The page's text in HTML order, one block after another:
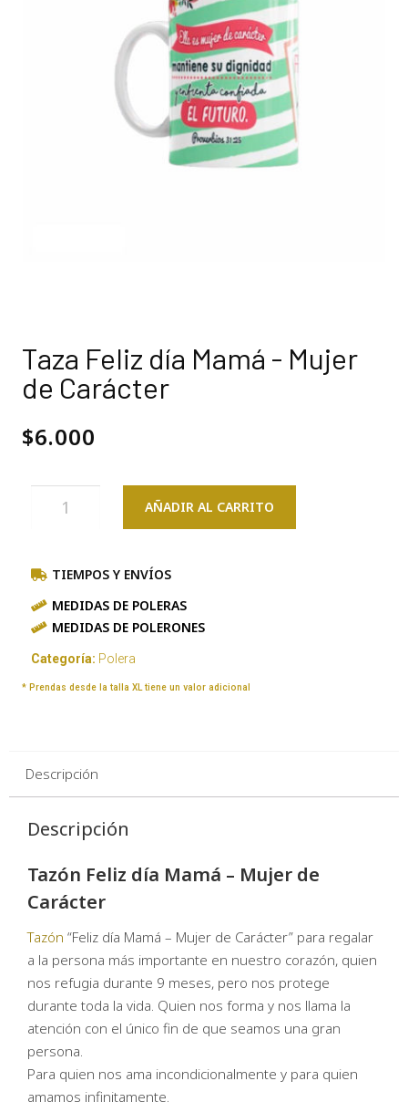
Taza Feliz día Mamá - Mujer
de Carácter
$6.000
AÑADIR AL CARRITO
TIEMPOS Y ENVÍOS
MEDIDAS DE POLERAS
MEDIDAS DE POLERONES
Categoría: Polera
* Prendas desde la talla XL tiene un valor adicional
Descripción
Descripción
Tazón Feliz día Mamá – Mujer de
Carácter
Tazón “Feliz día Mamá – Mujer de Carácter” para regalar
a la persona más importante en nuestro corazón, quien
nos refugia durante 9 meses, pero nos protege
durante toda la vida. Quien nos forma y nos llama la
atención con el único fin de que seamos una gran
persona.
Para quien nos ama incondicionalmente y para quien
amamos infinitamente.